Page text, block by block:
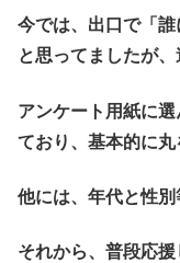
今では、出口で「
と思ってましたが、
アンケート用紙に
ており、基本的に丸
他には、年代と性別
それから、普段応